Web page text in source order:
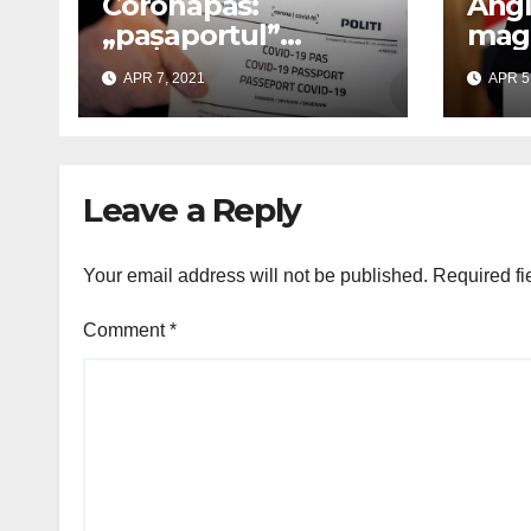
„pașaportul”
danezilor spre
normalitate
APR 7, 2021
de
înAPR
Leave a Reply
Your email address will not be published. Required
Comment*